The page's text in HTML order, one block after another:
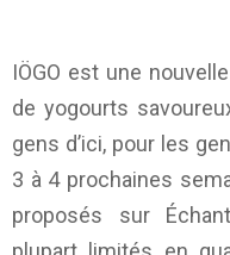
IÖGO est une
de yogourts
gens d’ici, pour les
3 à 4 prochaines
proposés sur